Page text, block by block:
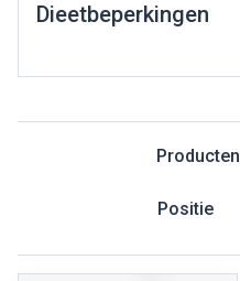
Dieetbeperkingen
Producten
Sorteer op: